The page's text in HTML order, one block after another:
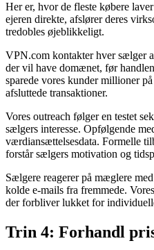
Her er, hvor de fleste købere
ejeren direkte, afslører deres
tredobles øjeblikkeligt.
VPN.com kontakter hver sælger
der vil have domænet, før
sparede vores kunder millioner
afsluttede transaktioner.
Vores outreach følger en testet
sælgers interesse. Opfølgende
værdiansættelsesdata. Formelle
forstår sælgers motivation og
Sælgere reagerer på mæglere
kolde e-mails fra fremmede.
der forbliver lukket for
Trin 4: Forhandl